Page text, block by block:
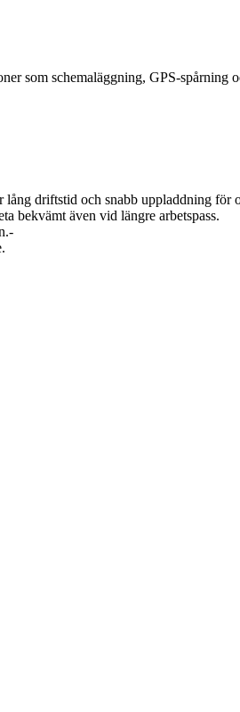
som schemaläggning, GPS-
driftstid och snabb uppladdning för
bekvämt även vid längre arbetspass.